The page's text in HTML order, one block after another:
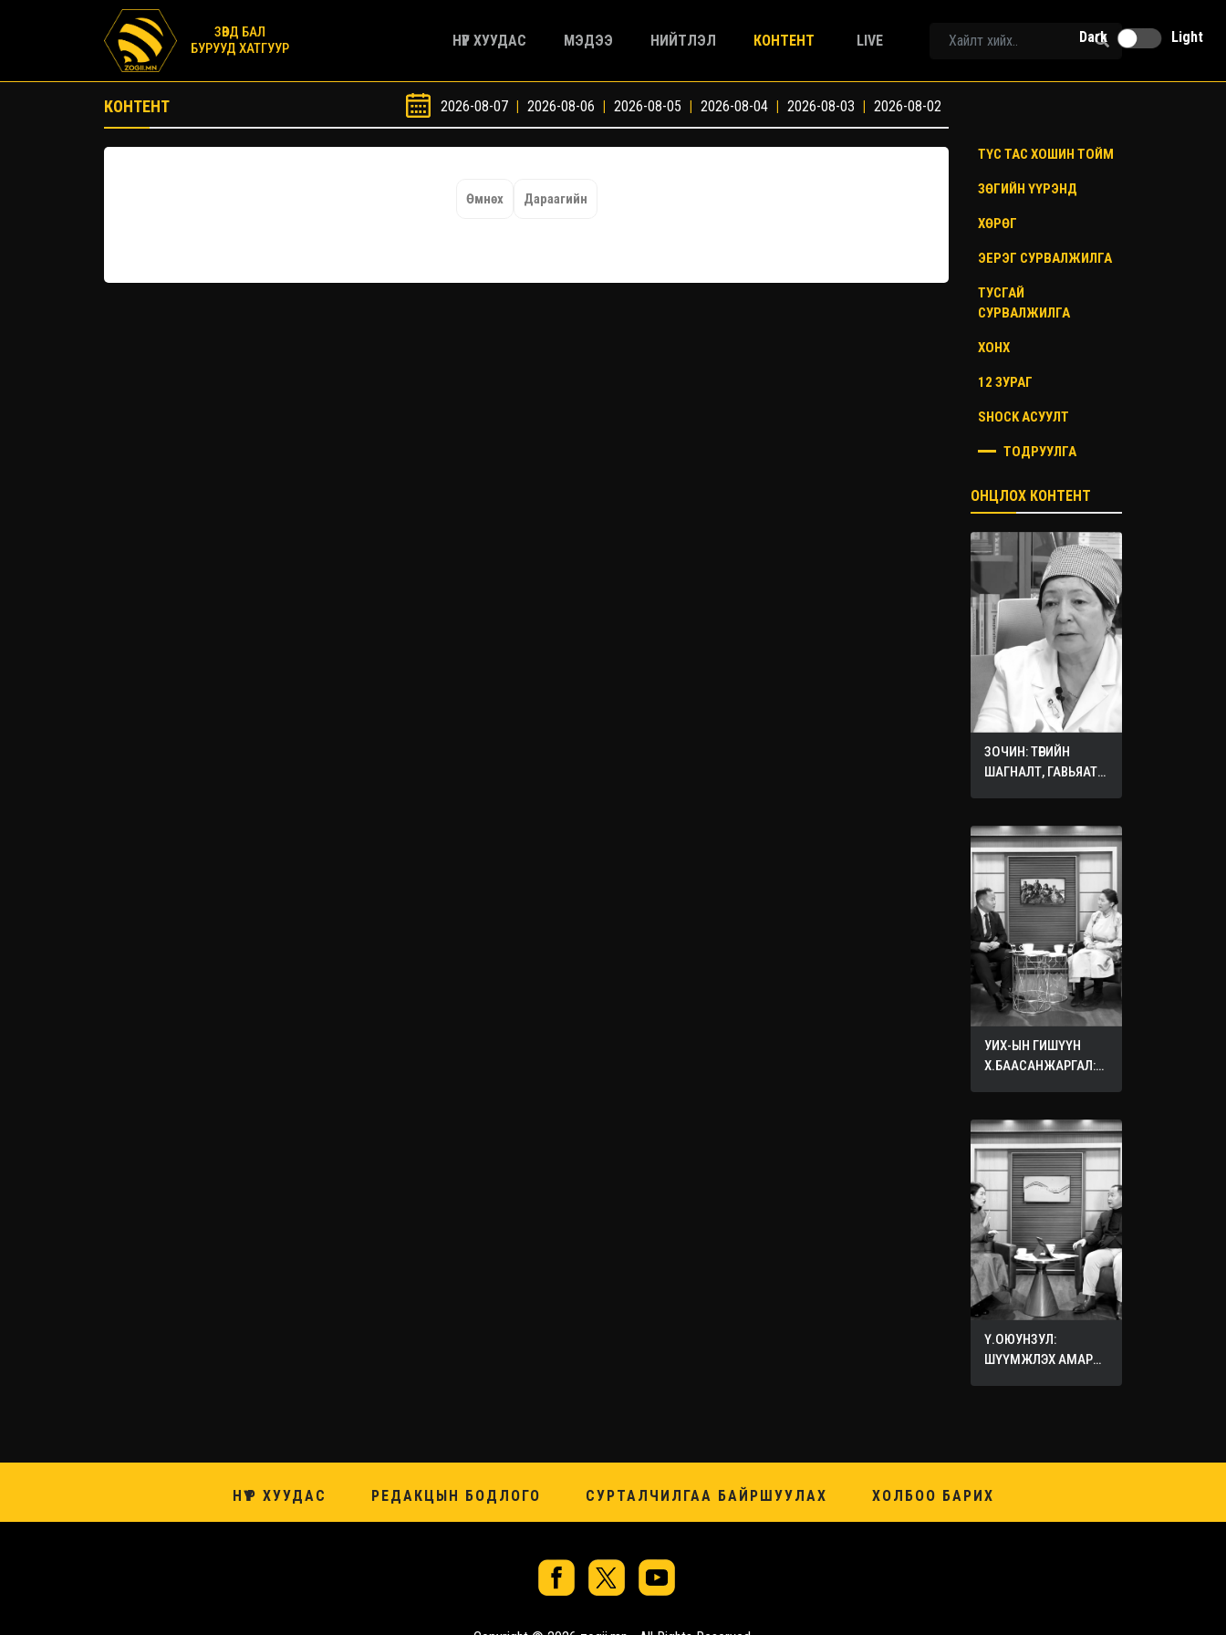
ЗӨВД БАЛ
БУРУУД ХАТГУУР
НҮҮР ХУУДАС МЭДЭЭ НИЙТЛЭЛ КОНТЕНТ LIVE Dark Light
КОНТЕНТ 2026-08-07 | 2026-08-06 | 2026-08-05 | 2026-08-04 | 2026-08-03 | 2026-08-02
Өмнөх Дараагийн
ТҮС ТАС ХОШИН ТОЙМ
ЗӨГИЙН ҮҮРЭНД
ХӨРӨГ
ЭЕРЭГ СУРВАЛЖИЛГА
ТУСГАЙ
СУРВАЛЖИЛГА
ХОНХ
12 ЗУРАГ
SHOCK АСУУЛТ
ТОДРУУЛГА
ОНЦЛОХ КОНТЕНТ
ЗОЧИН: ТӨРИЙН
ШАГНАЛТ, ГАВЬЯАТ
УИХ-ЫН ГИШҮҮН
Х.БААСАНЖАРГАЛ:
САЙХАН ЗҮЙЛЭЭ
БУСДЫН ХҮҮХДЭД
ХҮСЭЭРЭЙ
Ү.ОЮУНЗУЛ:
ШҮҮМЖЛЭХ АМАР
НҮҮР ХУУДАС РЕДАКЦЫН БОДЛОГО СУРТАЛЧИЛГАА БАЙРШУУЛАХ ХОЛБОО БАРИХ